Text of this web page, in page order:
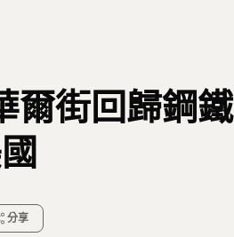
爾街回歸鋼鐵
分享